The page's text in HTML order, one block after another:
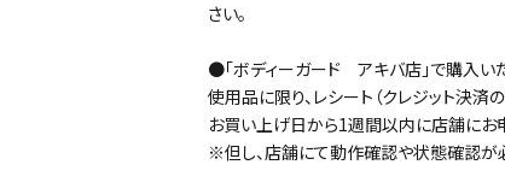
さい。
●「ボディーガード アキバ店」で購入い
使用品に限り、レシート（クレジット決済
お買い上げ日から1週間以内に店舗にお
※但し、店舗にて動作確認や状態確認が